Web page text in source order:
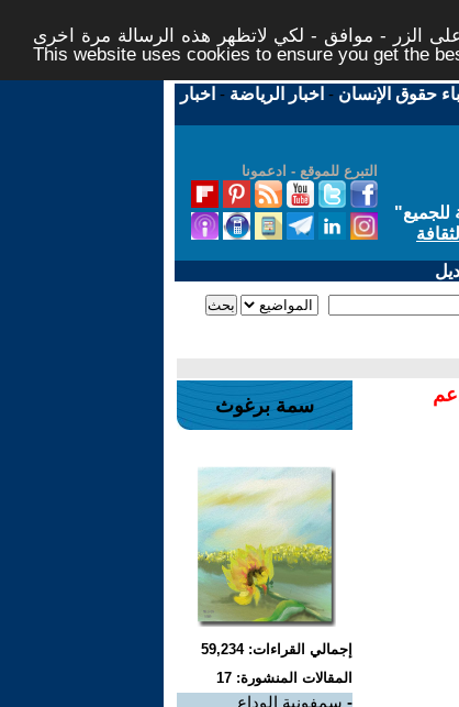
الزر - موافق - لكي لاتظهر هذه الرسالة مرة اخرى -
This website uses cookies to ensure you get the
حقوق الإنسان - اخبار الرياضة - اخبار
التبرع للموقع - ادعمونا
"
سمة برغوث
إجمالي القراءات: 59,234
المقالات المنشورة: 17
- سمفونية الوداع